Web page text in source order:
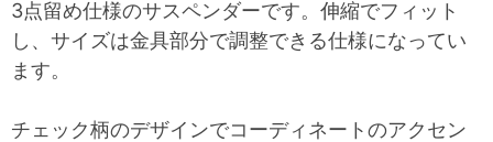
3点留め仕様のサスペンダーです。 伸縮でフィット
し、サイズは金具部分で調整できる仕様になってい
ます。
チェック柄のデザインでコーディネートのアクセン